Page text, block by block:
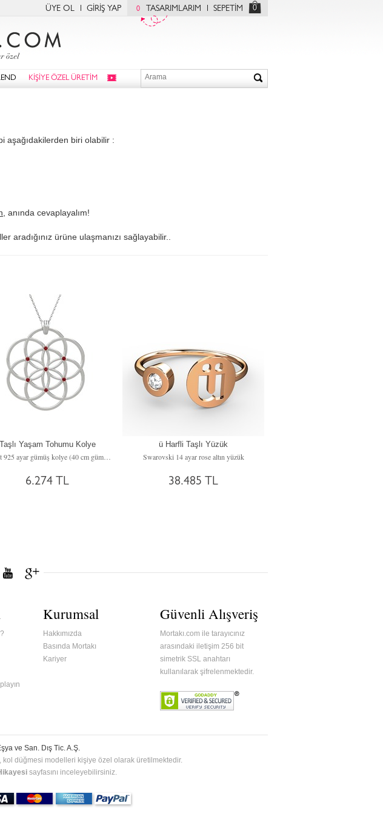
ÜYE OL GİRİŞ YAP 0 TASARIMLARIM SEPETİM 0
KİŞİYE ÖZEL ÜRETİM
aşağıdakilerden biri olabilir :
, anında cevaplayalım!
aradığınız ürüne ulaşmanızı sağlayabilir..
Taşlı Yaşam Tohumu Kolye
6.274 TL
ü Harfli Taşlı Yüzük
Swarovski 14 ayar rose altın yüzük
38.485 TL
Kurumsal
Hakkımızda
Basında Mortakı
Kariyer
Güvenli Alışveriş
Mortakı.com ile tarayıcınız
arasındaki iletişim 256 bit
simetrik SSL anahtarı
kullanılarak şifrelenmektedir.
ve San. Dış Tic. A.Ş.
kol düğmesi modelleri kişiye özel olarak üretilmektedir.
sayfasını inceleyebilirsiniz.